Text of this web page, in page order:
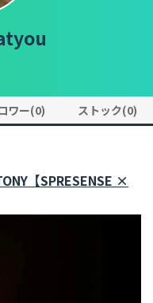
ワー(0) ストック(0)
【SPRESENSE ×